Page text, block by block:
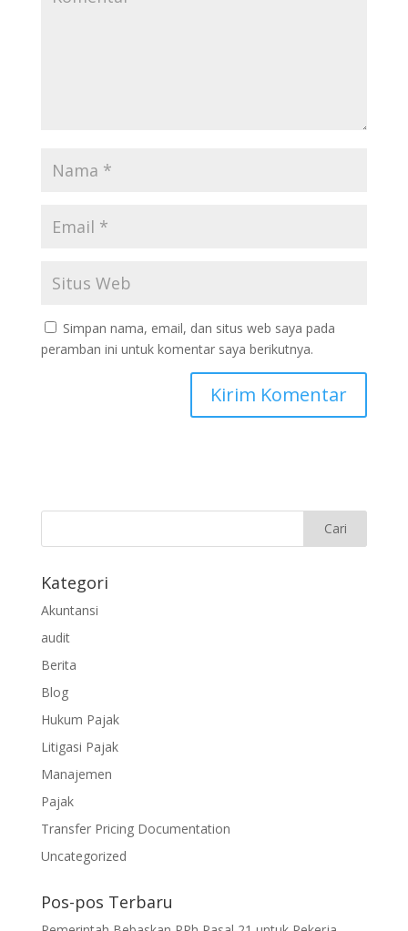
Simpan nama, email, dan situs web saya pada
peramban ini untuk komentar saya berikutnya.
Kategori
Akuntansi
audit
Berita
Blog
Hukum Pajak
Litigasi Pajak
Manajemen
Pajak
Transfer Pricing Documentation
Uncategorized
Pos-pos Terbaru